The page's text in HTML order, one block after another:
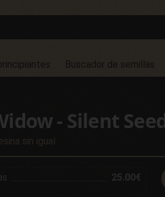
Buscador de semillas
- Silent
sin igual
25.00€